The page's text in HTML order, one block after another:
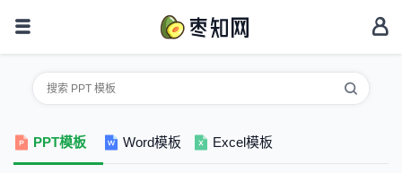
PPT模板 Word模板 Excel模板